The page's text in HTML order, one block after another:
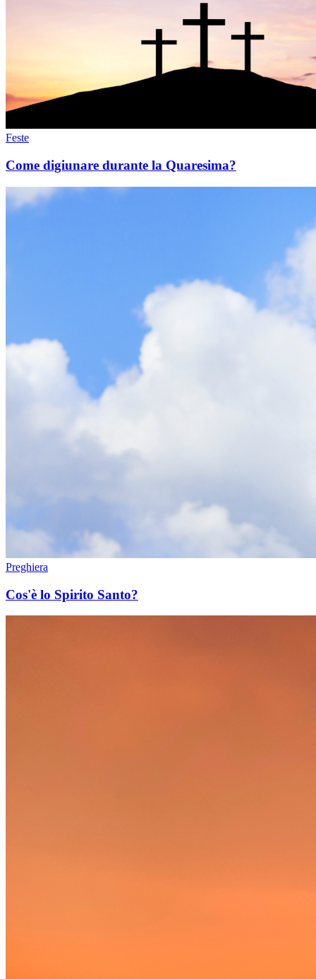
Feste
Come digiunare durante la Quaresima?
Preghiera
Cos'è lo Spirito Santo?